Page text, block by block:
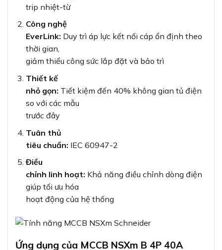
trip nhiệt-từ
Công nghệ
EverLink: Duy trì áp lực kết nối cáp ổn định theo
thời gian,
giảm thiểu công sức lắp đặt và bảo trì
Thiết kế
nhỏ gọn: Tiết kiệm đến 40% không gian tủ điện
so với các mẫu
trước đây
Tuân thủ
tiêu chuẩn: IEC 60947-2
Điều
chỉnh linh hoạt: Khả năng điều chỉnh dòng điện
giúp tối ưu hóa
hoạt động của hệ thống
Ứng dụng của MCCB NSXm B 4P 40A